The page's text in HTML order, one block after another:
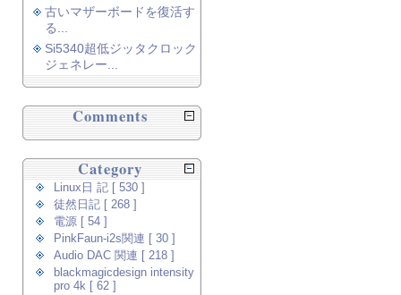
古いマザーボードを復活す
る...
Si5340超低ジッタクロック
ジェネレー...
Comments
Category
Linux日 記 [ 530 ]
徒然日記 [ 268 ]
電源 [ 54 ]
PinkFaun-i2s関連 [ 30 ]
Audio DAC 関連 [ 218 ]
blackmagicdesign intensity
pro 4k [ 62 ]